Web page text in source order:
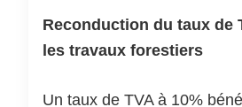
Reconduction du taux de
les travaux forestiers
Un taux de TVA à 10%